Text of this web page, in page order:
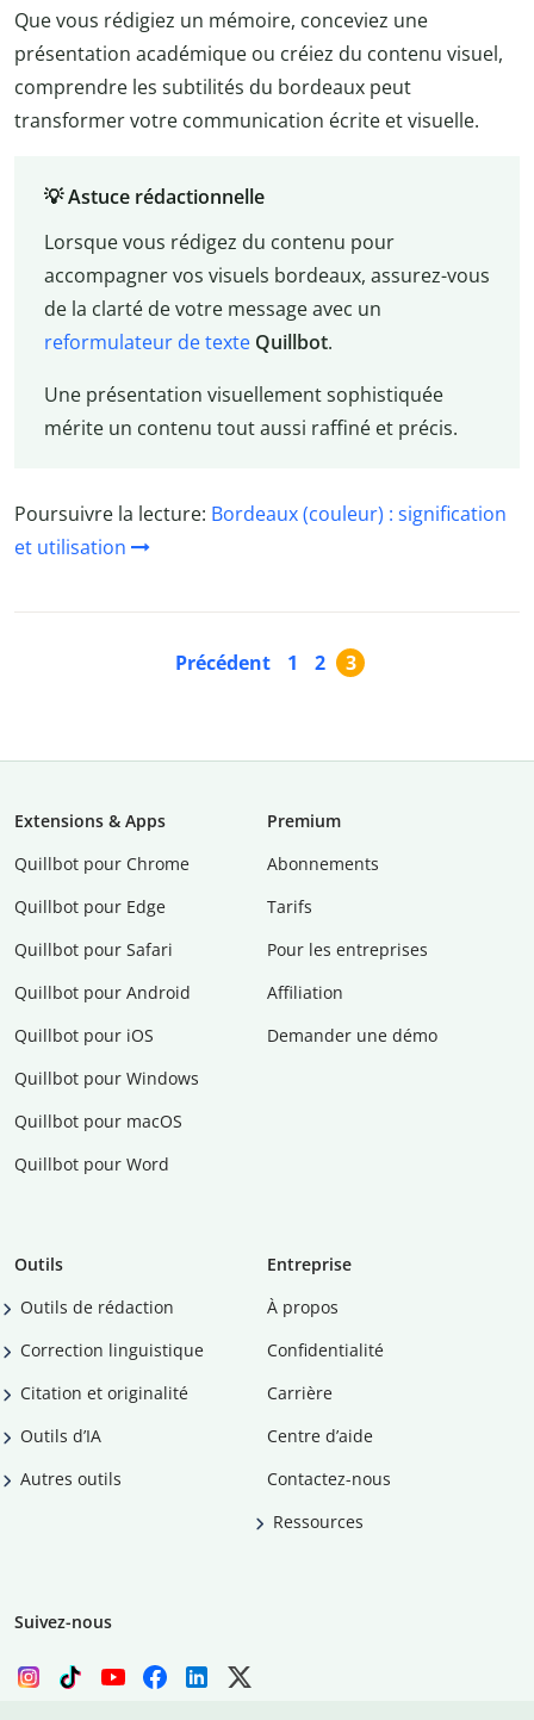
Que vous rédigiez un mémoire, conceviez une
présentation académique ou créiez du contenu visuel,
comprendre les subtilités du bordeaux peut
transformer votre communication écrite et visuelle.
💡 Astuce rédactionnelle
Lorsque vous rédigez du contenu pour
accompagner vos visuels bordeaux, assurez-vous
de la clarté de votre message avec un
reformulateur de texte Quillbot.
Une présentation visuellement sophistiquée
mérite un contenu tout aussi raffiné et précis.
Poursuivre la lecture: Bordeaux (couleur) : signification
et utilisation
Précédent 1 2 3
Extensions & Apps
Quillbot pour Chrome
Quillbot pour Edge
Quillbot pour Safari
Quillbot pour Android
Quillbot pour iOS
Quillbot pour Windows
Quillbot pour macOS
Quillbot pour Word
Premium
Abonnements
Tarifs
Pour les entreprises
Affiliation
Demander une démo
Outils
Outils de rédaction
Correction linguistique
Citation et originalité
Outils d’IA
Autres outils
Entreprise
À propos
Confidentialité
Carrière
Centre d’aide
Contactez-nous
Ressources
Suivez-nous